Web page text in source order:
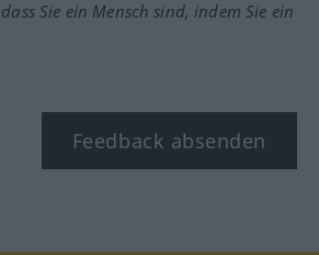
Sie ein Mensch sind, indem Sie ein
Feedback absenden